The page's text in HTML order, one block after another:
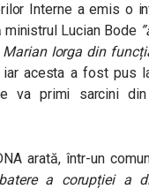
Interne a emis o
ministrul Lucian Bode
Iorga din
iar acesta a fost pus
va primi sarcini
arată, într-un
a corupției a